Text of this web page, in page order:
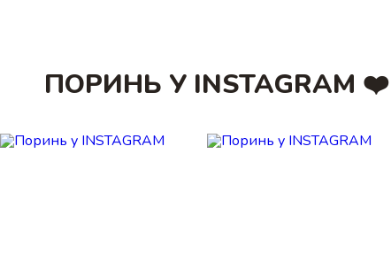
ПОРИНЬ У INSTAGRAM ❤️